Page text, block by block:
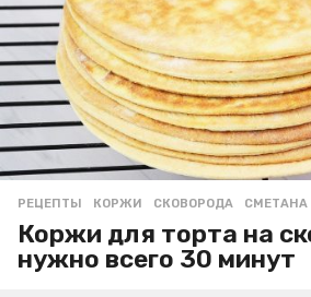
РЕЦЕПТЫ КОРЖИ ,СКОВОРОДА ,СМЕТАНА
Коржи для торта на
нужно всего 30 минут